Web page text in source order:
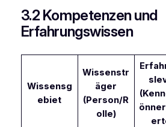
3.2 Kompetenzen und
Erfahrungswissen
Wissensg
ebiet
Wissenstr
äger
(Person/R
olle)